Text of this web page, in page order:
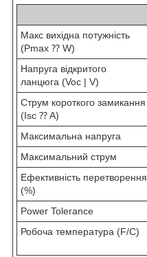
Макс вихідна потужність
(Pmax ⁇ W)
Напруга відкритого
ланцюга (Voc | V)
Струм короткого замикання
(Isc ⁇ A)
Максимальна напруга
Максимальний струм
Ефективність перетворення
(%)
Power Tolerance
Робоча температура (F/C)